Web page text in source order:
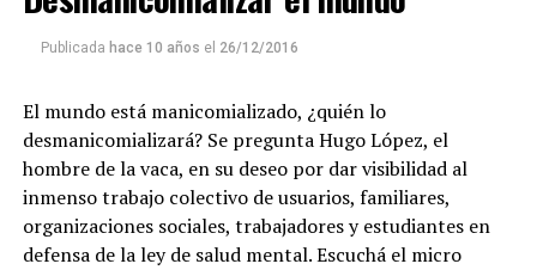
Publicada hace 10 años el 26/12/2016
El mundo está manicomializado, ¿quién lo
desmanicomializará? Se pregunta Hugo López, el
hombre de la vaca, en su deseo por dar visibilidad al
inmenso trabajo colectivo de usuarios, familiares,
organizaciones sociales, trabajadores y estudiantes en
defensa de la ley de salud mental. Escuchá el micro